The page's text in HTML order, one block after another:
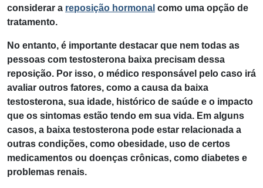
considerar a reposição hormonal como uma opção de
tratamento.
No entanto, é importante destacar que nem todas as
pessoas com testosterona baixa precisam dessa
reposição. Por isso, o médico responsável pelo caso irá
avaliar outros fatores, como a causa da baixa
testosterona, sua idade, histórico de saúde e o impacto
que os sintomas estão tendo em sua vida. Em alguns
casos, a baixa testosterona pode estar relacionada a
outras condições, como obesidade, uso de certos
medicamentos ou doenças crônicas, como diabetes e
problemas renais.